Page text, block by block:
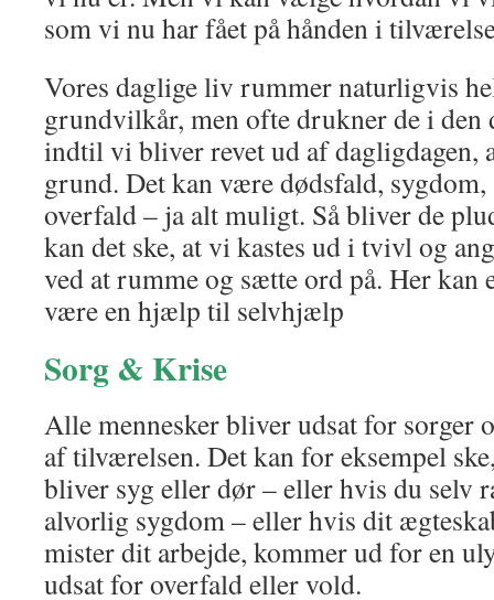
som vi nu har fået på hånden i
Vores daglige liv rummer naturligvis
grundvilkår, men ofte drukner de i
indtil vi bliver revet ud af dagligdagen,
grund. Det kan være dødsfald, sygdom,
overfald – ja alt muligt. Så bliver de
kan det ske, at vi kastes ud i tvivl og
ved at rumme og sætte ord på. Her kan
være en hjælp til selvhjælp
Sorg & Krise
Alle mennesker bliver udsat for sorger
af tilværelsen. Det kan for eksempel
bliver syg eller dør – eller hvis du selv
alvorlig sygdom – eller hvis dit
mister dit arbejde, kommer ud for en
udsat for overfald eller vold.